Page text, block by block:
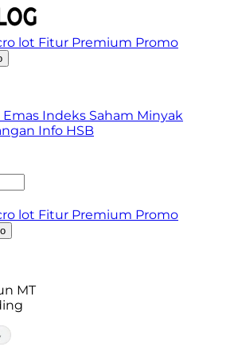
lot Fitur Premium Promo
Emas Indeks Saham Minyak
Info HSB
lot Fitur Premium Promo
MT